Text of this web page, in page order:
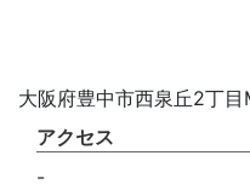
大阪府豊中市西泉丘2丁目
アクセス
-